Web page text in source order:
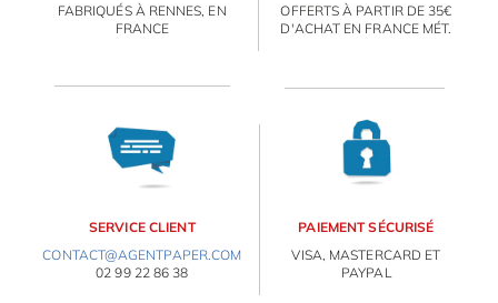
FABRIQUÉS À RENNES, EN
FRANCE
OFFERTS À PARTIR DE 35€
D'ACHAT EN FRANCE MÉT.
SERVICE CLIENT
CONTACT@AGENTPAPER.COM
02 99 22 86 38
PAIEMENT SÉCURISÉ
VISA, MASTERCARD ET
PAYPAL